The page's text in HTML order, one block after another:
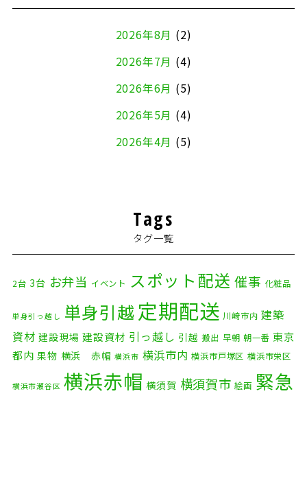
2026年8月 (2)
2026年7月 (4)
2026年6月 (5)
2026年5月 (4)
2026年4月 (5)
2026年1月
2025年11月(4)
2025年10月(9)
2025年9月
(3)
2025年8月(2)
2025年7月(6)
Tags
タグ一覧
2台 3台 お弁当 イベント スポット配送 催事 化粧品
単身引っ越し 単身引越 定期配送 川崎市内 建築
資材 建設現場 建設資材 引っ越し 引越 搬出 早朝 朝一番 東京
都内 果物 横浜 赤帽 横浜市 横浜市内 横浜市戸塚区 横浜市栄区
横浜市瀬谷区 横浜赤帽 横須賀 横須賀市 絵画 緊急